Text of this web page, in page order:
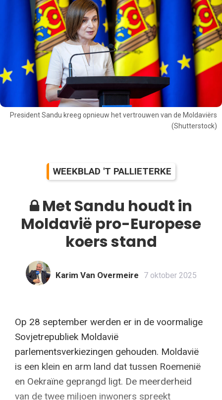
President Sandu kreeg opnieuw het vertrouwen van de Moldaviërs
(Shutterstock)
WEEKBLAD 'T PALLIETERKE
Met Sandu houdt in
Moldavië pro-Europese
koers stand
Karim Van Overmeire 7 oktober 2025
Op 28 september werden er in de voormalige
Sovjetrepubliek Moldavië
parlementsverkiezingen gehouden. Moldavië
is een klein en arm land dat tussen Roemenië
en Oekraïne geprangd ligt. De meerderheid
van de twee miljoen inwoners spreekt